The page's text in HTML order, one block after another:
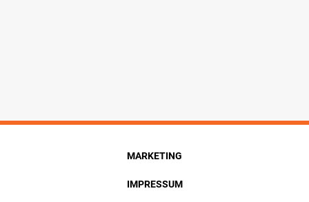
MARKETING
IMPRESSUM